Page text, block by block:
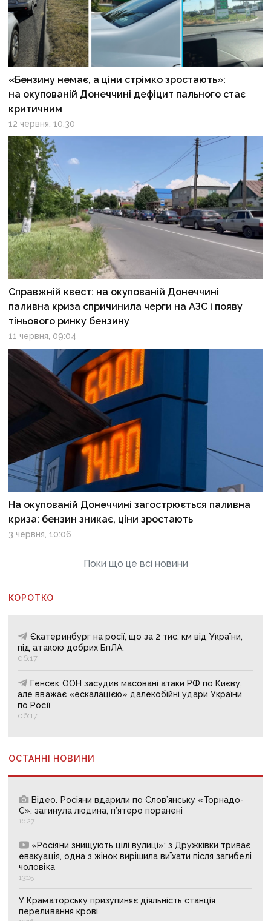
«Бензину немає, а ціни стрімко зростають»:
на окупованій Донеччині дефіцит пального стає
критичним
12 червня, 10:30
Справжній квест: на окупованій Донеччині
паливна криза спричинила черги на АЗС і появу
тіньового ринку бензину
11 червня, 09:04
На окупованій Донеччині загострюється паливна
криза: бензин зникає, ціни зростають
3 червня, 10:06
Поки що це всі новини
КОРОТКО
Єкатеринбург на росії, що за 2 тис. км від України,
під атакою добрих БпЛА.
06:17
Генсек ООН засудив масовані атаки РФ по Києву,
але вважає «ескалацією» далекобійні удари України
по Росії
06:17
ОСТАННІ НОВИНИ
Відео. Росіяни вдарили по Слов’янську «Торнадо-
С»: загинула людина, п’ятеро поранені
16:27
«Росіяни знищують цілі вулиці»: з Дружківки триває
евакуація, одна з жінок вирішила виїхати після загибелі
чоловіка
13:05
У Краматорську призупиняє діяльність станція
переливання крові